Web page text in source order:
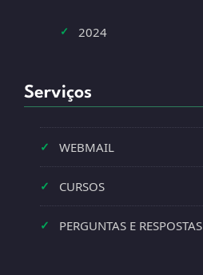
✓ 2024
Serviços
✓ WEBMAIL
✓ CURSOS
✓ PERGUNTAS E RESPOSTAS